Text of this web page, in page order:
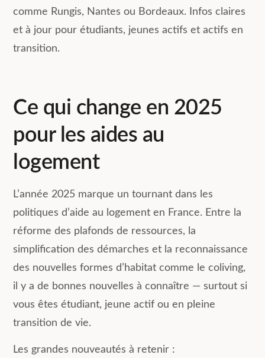
comme Rungis, Nantes ou Bordeaux. Infos claires
et à jour pour étudiants, jeunes actifs et actifs en
transition.
Ce qui change en 2025
pour les aides au
logement
L’année 2025 marque un tournant dans les
politiques d’aide au logement en France. Entre la
réforme des plafonds de ressources, la
simplification des démarches et la reconnaissance
des nouvelles formes d’habitat comme le coliving,
il y a de bonnes nouvelles à connaître — surtout si
vous êtes étudiant, jeune actif ou en pleine
transition de vie.
Les grandes nouveautés à retenir :